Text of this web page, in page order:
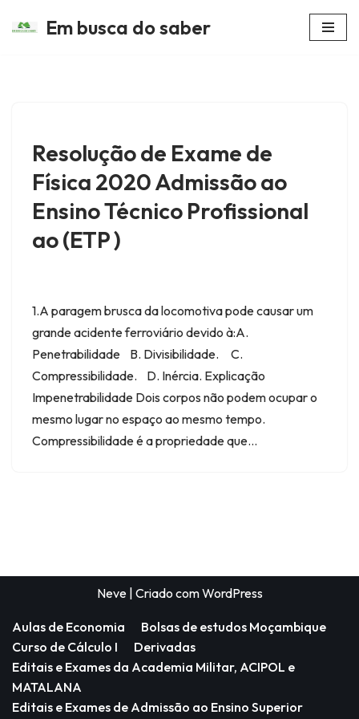
Em busca do saber
Resolução de Exame de
Física 2020 Admissão ao
Ensino Técnico Profissional
ao (ETP )
1.A paragem brusca da locomotiva pode causar um
grande acidente ferroviário devido à:A.
Penetrabilidade B. Divisibilidade. C.
Compressibilidade. D. Inércia. Explicação
Impenetrabilidade Dois corpos não podem ocupar o
mesmo lugar no espaço ao mesmo tempo.
Compressibilidade é a propriedade que…
Neve| Criado comWordPress
Aulas de Economia
Bolsas de estudos Moçambique
Curso de Cálculo I
Derivadas
Editais e Exames da Academia Militar, ACIPOL e
MATALANA
Editais e Exames de Admissão ao Ensino Superior